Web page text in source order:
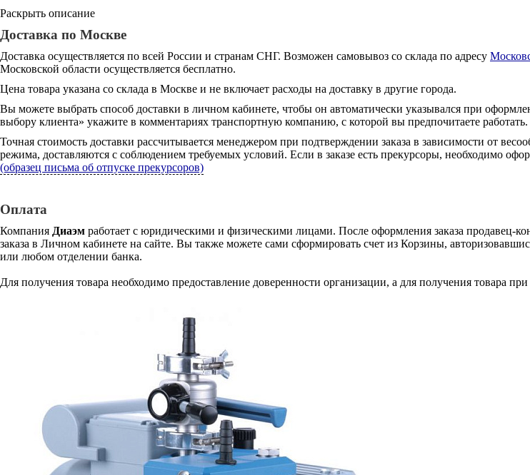
Раскрыть описание
Доставка по Москве
Доставка осуществляется по всей России и странам СНГ. Возможен самовывоз со склада по адресу
Московской области осуществляется бесплатно.
Цена товара указана со склада в Москве и не включает расходы на доставку в другие города.
Вы можете выбрать способ доставки в личном кабинете, чтобы он автоматически указывался при
выбору клиента» укажите в комментариях транспортную компанию, с которой вы предпочитаете работать.
Точная стоимость доставки рассчитывается менеджером при подтверждении заказа в зависимости от
режима, доставляются с соблюдением требуемых условий. Если в заказе есть прекурсоры, необходимо
(образец письма об отпуске прекурсоров)
Оплата
Компания Диаэм работает с юридическими и физическими лицами. После оформления заказа продавец-
заказа в Личном кабинете на сайте. Вы также можете сами сформировать счет из Корзины,
или любом отделении банка.
Для получения товара необходимо предоставление доверенности организации, а для получения товара